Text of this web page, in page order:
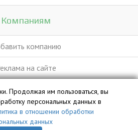
Компаниям
компанию
на сайте
является интеллектуальной
«Профит» и охраняется законом.
Продолжая им пользоваться, вы
персональных данных в
в отношении обработки
данных